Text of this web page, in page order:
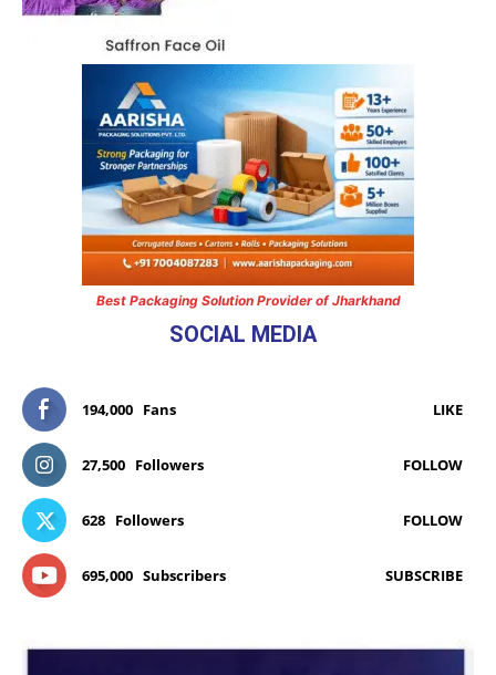
Best Packaging Solution Provider of Jharkhand
SOCIAL MEDIA
194,000 Fans LIKE
27,500 Followers FOLLOW
628 Followers FOLLOW
695,000 Subscribers SUBSCRIBE